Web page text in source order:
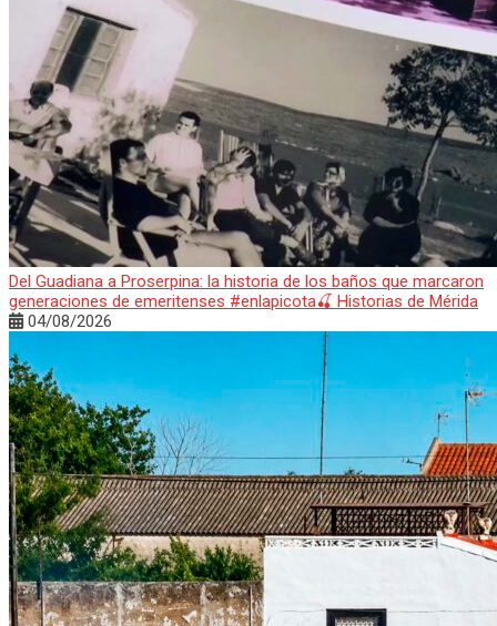
Del Guadiana a Proserpina: la historia de los baños que marcaron
generaciones de emeritenses #enlapicota🍒 Historias de Mérida
04/08/2026